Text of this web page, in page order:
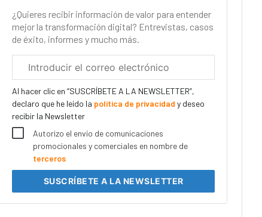
¿Quieres recibir información de valor para entender
mejor la transformación digital? Entrevistas, casos
de éxito, informes y mucho más.
electrónico
Al hacer clic en “SUSCRÍBETE A LA NEWSLETTER”,
declaro que he leído la política de privacidady deseo
recibir la Newsletter
Autorizo el envío de comunicaciones
promocionales y comerciales en nombre de
terceros
SUSCRÍBETEA LA NEWSLETTER